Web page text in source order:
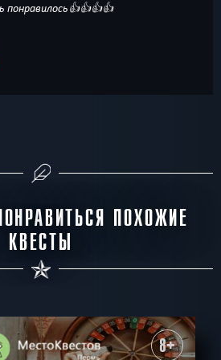
понравилось👍👍👍👍
ПОХОЖИЕ
КВЕСТЫ
8+